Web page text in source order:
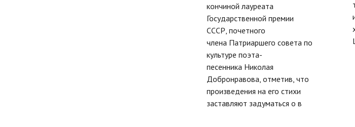
кончиной лауреата
Государственной премии
СССР, почетного
члена Патриаршего совета по
культуре поэта-
песенника Николая
Добронравова, отметив, что
произведения на его стихи
заставляют задуматься о в